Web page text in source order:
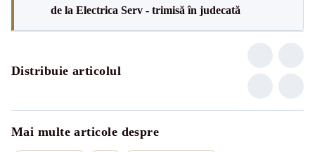
de la Electrica Serv - trimisă în judecată
Distribuie articolul
Mai multe articole despre